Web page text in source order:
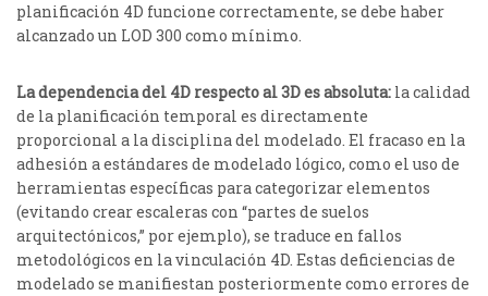
planificación 4D funcione correctamente, se debe haber
alcanzado un LOD 300 como mínimo.
La dependencia del 4D respecto al 3D es absoluta: la calidad
de la planificación temporal es directamente
proporcional a la disciplina del modelado. El fracaso en la
adhesión a estándares de modelado lógico, como el uso de
herramientas específicas para categorizar elementos
(evitando crear escaleras con “partes de suelos
arquitectónicos,” por ejemplo), se traduce en fallos
metodológicos en la vinculación 4D. Estas deficiencias de
modelado se manifiestan posteriormente como errores de